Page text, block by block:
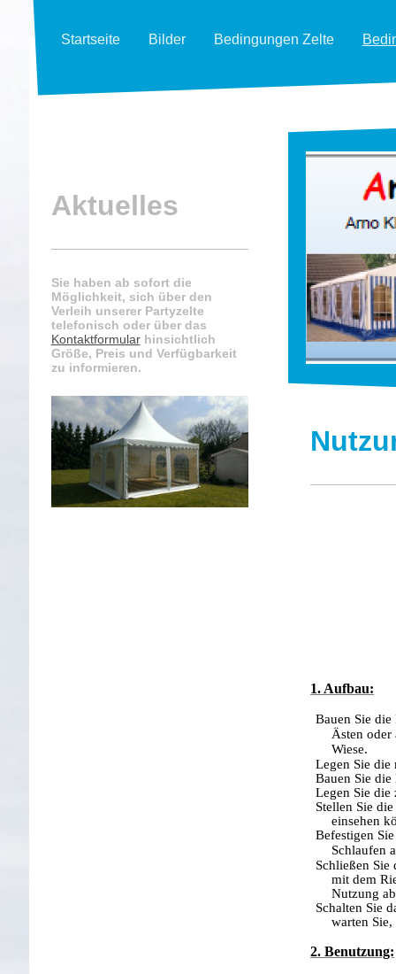
Startseite Bilder Bedingungen Zelte
1. Aufbau:
Bauen Sie
Ästen oder
Wiese.
Legen Sie
Bauen Sie
Legen Sie die
Stellen Sie
einsehen
Befestigen
Schlaufen
Schließen Sie
mit dem
Nutzung
Schalten Sie
warten
2. Benutzung:
Aktuelles
Sie haben ab sofort die
Möglichkeit, sich über den
Verleih unserer Partyzelte
telefonisch oder über das
Kontaktformularhinsichtlich
Größe, Preis und Verfügbarkeit
zu informieren.